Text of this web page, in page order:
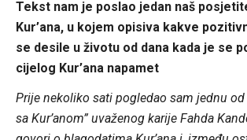
Tekst nam je poslao jedan naš
Kur’ana, u kojem opisiva kakve
se desile u životu od dana kada je se
cijelog Kur’ana napamet
Prije nekoliko sati pogledao sam jednu
sa Kur’anom” uvaženog karije Fahda